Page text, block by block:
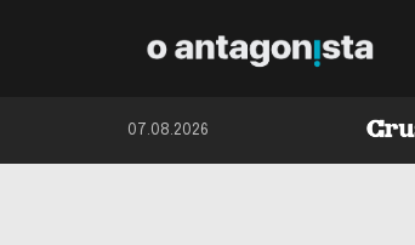
07.08.2026